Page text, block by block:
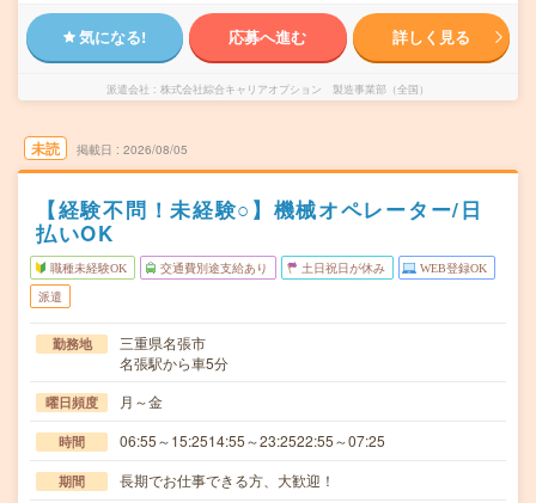
気になる! 応募へ進む 詳しく見る
派遣会社 株式会社綜合キャリアオプション 製造事業部（全国）
未読 掲載日 2026/08/05
【経験不問！未経験○】機械オペレーター/日
払いOK
職種未経験OK 交通費別途支給あり 土日祝日が休み WEB登録OK
派遣
勤務地
三重県名張市
名張駅から車5分
曜日頻度 月～金
時間 06:55～15:2514:55～23:2522:55～07:25
期間 長期でお仕事できる方、大歓迎！